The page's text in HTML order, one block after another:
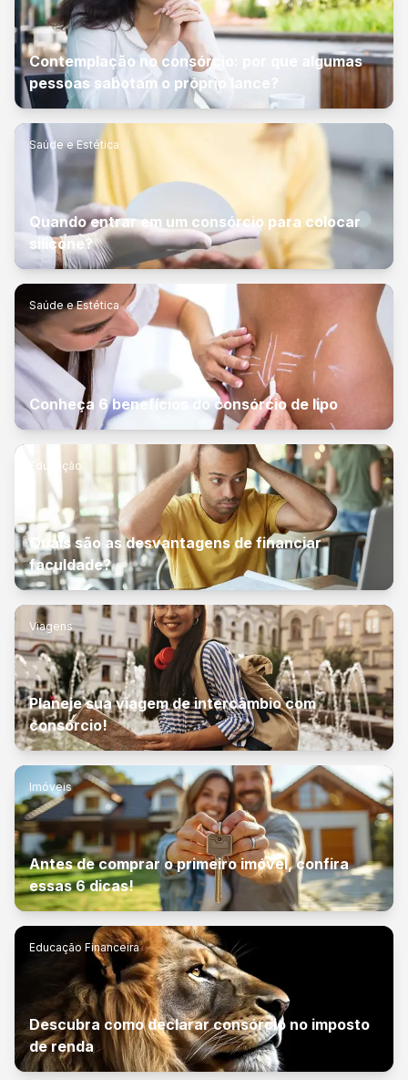
Contemplação no consórcio: por que algumas
pessoas sabotam o próprio lance?
Saúde e Estética
Quando entrar em um consórcio para colocar
silicone?
Saúde e Estética
Conheça 6 benefícios do consórcio de lipo
Educação
Quais são as desvantagens de financiar
faculdade?
Viagens
Planeje sua viagem de intercâmbio com
consórcio!
Imóveis
Antes de comprar o primeiro imóvel, confira
essas 6 dicas!
Educação Financeira
Descubra como declarar consórcio no imposto
de renda